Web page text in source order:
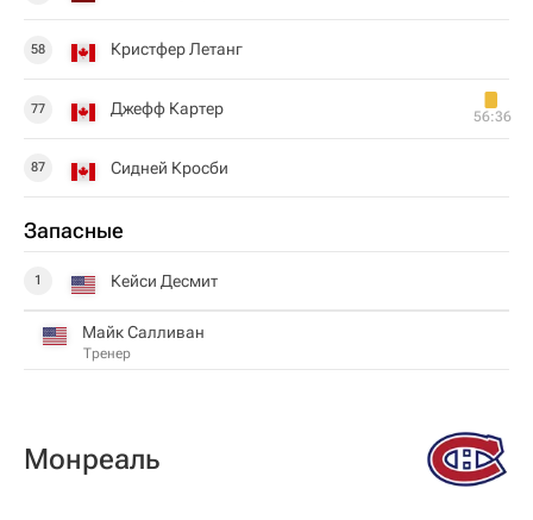
58 Кристфер Летанг
77 Джефф Картер 56:36
87 Сидней Кросби
Запасные
1 Кейси Десмит
Майк Салливан
Тренер
Монреаль